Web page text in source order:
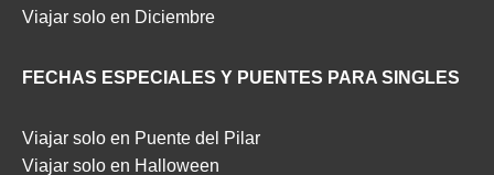
Viajar solo en Diciembre
FECHAS ESPECIALES Y PUENTES PARA SINGLES
Viajar solo en Puente del Pilar
Viajar solo en Halloween